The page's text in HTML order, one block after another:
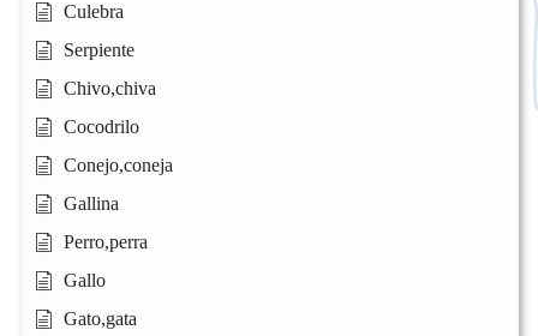
Culebra
Serpiente
Chivo,chiva
Cocodrilo
Conejo,coneja
Gallina
Perro,perra
Gallo
Gato,gata